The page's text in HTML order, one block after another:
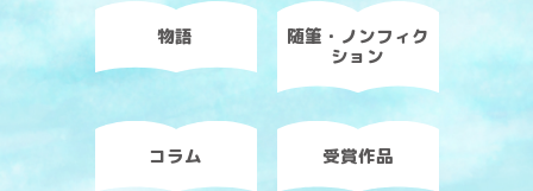
物語
随筆・ノンフィク
ション
コラム 受賞作品